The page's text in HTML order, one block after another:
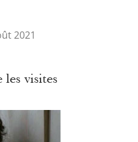
2021
visites